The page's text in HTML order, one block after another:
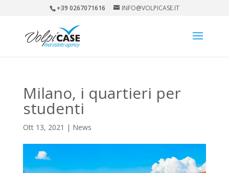
+39 0267071616 INFO@VOLPICASE.IT
Milano, i quartieri per
studenti
Ott 13, 2021 | News